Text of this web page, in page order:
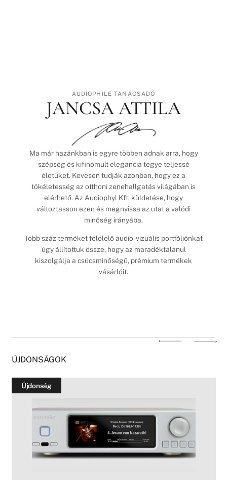
AUDIOPHILE TANÁCSADÓ
JANCSA ATTILA
Ma már hazánkban is egyre többen adnak arra, hogy
szépség és kifinomult elegancia tegye teljessé
életüket. Kevesen tudják azonban, hogy ez a
tökéletesség az otthoni zenehallgatás világában is
elérhető. Az Audiophyl Kft. küldetése, hogy
változtasson ezen és megnyissa az utat a valódi
minőség irányába.
Több száz terméket felölelő audio-vizuális portfóliónkat
úgy állítottuk össze, hogy az maradéktalanul
kiszolgálja a csúcsminőségű, prémium termékek
vásárlóit.
ÚJDONSÁGOK
Újdonság